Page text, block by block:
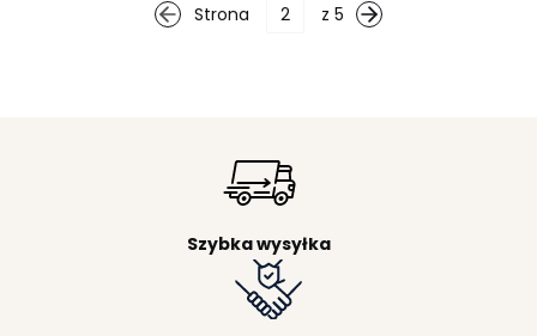
Strona z 5
Szybka wysyłka